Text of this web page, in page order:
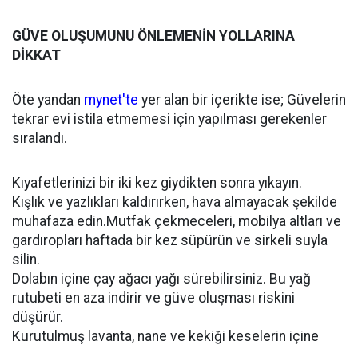
GÜVE OLUŞUMUNU ÖNLEMENİN YOLLARINA
DİKKAT
Öte yandan mynet'te yer alan bir içerikte ise; Güvelerin
tekrar evi istila etmemesi için yapılması gerekenler
sıralandı.
Kıyafetlerinizi bir iki kez giydikten sonra yıkayın.
Kışlık ve yazlıkları kaldırırken, hava almayacak şekilde
muhafaza edin.Mutfak çekmeceleri, mobilya altları ve
gardıropları haftada bir kez süpürün ve sirkeli suyla
silin.
Dolabın içine çay ağacı yağı sürebilirsiniz. Bu yağ
rutubeti en aza indirir ve güve oluşması riskini
düşürür.
Kurutulmuş lavanta, nane ve kekiği keselerin içine